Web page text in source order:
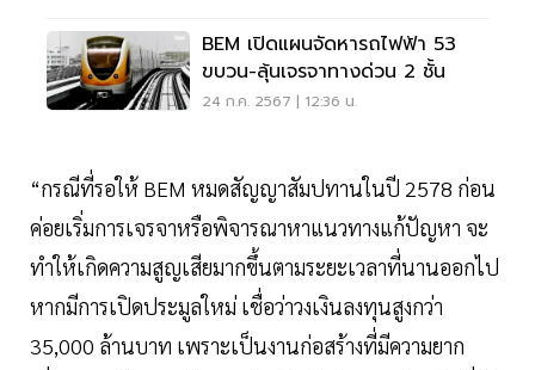
BEM เปิดแผนจัดหารถไฟฟ้า 53
ขบวน-ลุ้นเจรจาทางด่วน 2 ชั้น
24 ก.ค. 2567 | 12:36 น.
“กรณีที่รอให้ BEM หมดสัญญาสัมปทานในปี 2578 ก่อน
ค่อยเริ่มการเจรจาหรือพิจารณาหาแนวทางแก้ปัญหา จะ
ทำให้เกิดความสูญเสียมากขึ้นตามระยะเวลาที่นานออกไป
หากมีการเปิดประมูลใหม่ เชื่อว่าวงเงินลงทุนสูงกว่า
35,000 ล้านบาท เพราะเป็นงานก่อสร้างที่มีความยาก